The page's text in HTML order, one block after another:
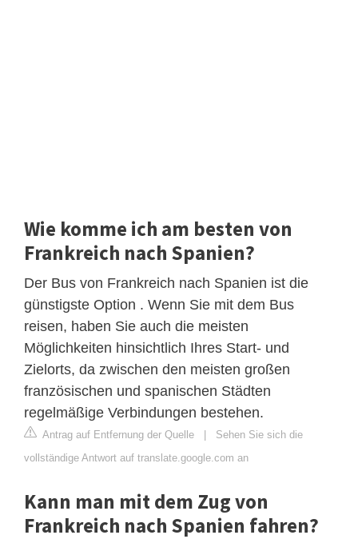
Wie komme ich am besten von
Frankreich nach Spanien?
Der Bus von Frankreich nach Spanien ist die
günstigste Option . Wenn Sie mit dem Bus
reisen, haben Sie auch die meisten
Möglichkeiten hinsichtlich Ihres Start- und
Zielorts, da zwischen den meisten großen
französischen und spanischen Städten
regelmäßige Verbindungen bestehen.
Antrag auf Entfernung der Quelle
Sehen Sie sich die
vollständige Antwort auf translate.google.com an
Kann man mit dem Zug von
Frankreich nach Spanien fahren?